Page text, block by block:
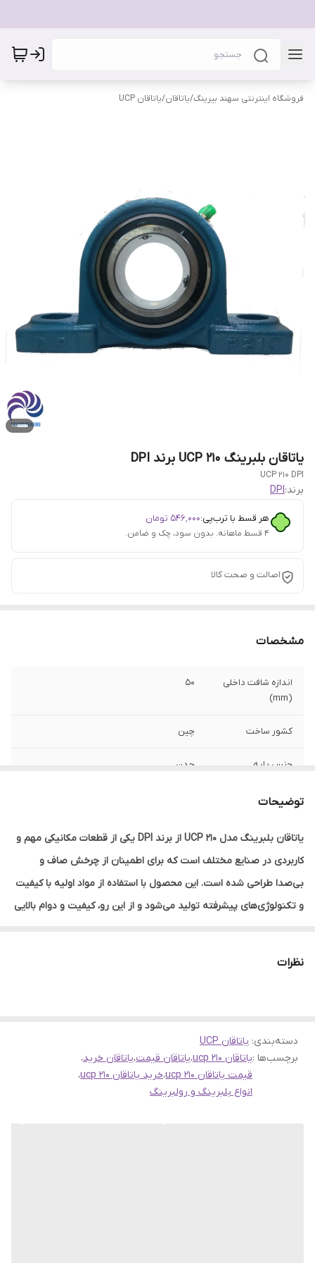
فروشگاه اینترنتی سهند بیرینگ/یاتاقان/یاتاقان UCP
یاتاقان بلبرینگ UCP 210 برند DPI
UCP 210 DPI
برند:DPI
هر قسط با ترب‌پی:۵۴۶٬۰۰۰ تومان
۴ قسط ماهانه. بدون سود، چک و ضامن.
اصالت و صحت کالا
مشخصات
اندازه شافت داخلی
(mm)
50
کشور ساخت چین
جنس پایه چدن
حداکثر دور
تعداد در بسته‌بندی 1
توضیحات
یاتاقان بلبرینگ مدل UCP 210 از برند DPI یکی از قطعات مکانیکی مهم و
کاربردی در صنایع مختلف است که برای اطمینان از چرخش صاف و
بی‌صدا طراحی شده است. این محصول با استفاده از مواد اولیه با کیفیت
و تکنولوژی‌های پیشرفته تولید می‌شود و از این رو، کیفیت و دوام بالایی
کنندگان و صنعتگران شناخته شده است. این برند متعهد به عرضه
مناسبشان نسبت به کیفیتی که ارائه می‌دهند، بسیار مقرون به صرفه
هستند.
نظرات
دسته‌بندی: یاتاقان UCP
برچسب‌ها :یاتاقان ucp 210 ،یاتاقان قیمت،یاتاقان خرید،
قیمت یاتاقان ucp 210
،خرید یاتاقان ucp 210
،
انواع بلبرینگ و رولبرینگ